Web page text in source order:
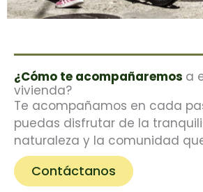
¿Cómo te acompañaremos a
vivienda?
Te acompañamos en cada
puedas disfrutar de la
naturaleza y la comunidad
Contáctanos